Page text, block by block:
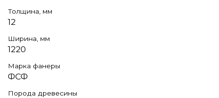
Толщина, мм
12
Ширина, мм
1220
Марка фанеры
ФСФ
Порода древесины